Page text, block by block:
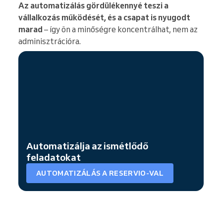
Az automatizálás gördülékennyé teszi a
vállalkozás működését, és a csapat is nyugodt
marad – így ön a minőségre koncentrálhat, nem az
adminisztrációra.
Automatizálja az ismétlődő
feladatokat
AUTOMATIZÁLÁS A RESERVIO-VAL